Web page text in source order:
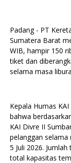
Padang - PT
Sumatera Barat
WIB, hampir 150
tiket dan
selama masa
Kepala Humas
bahwa
KAI Divre II
pelanggan selama
5 Juli 2026.
total kapasitas